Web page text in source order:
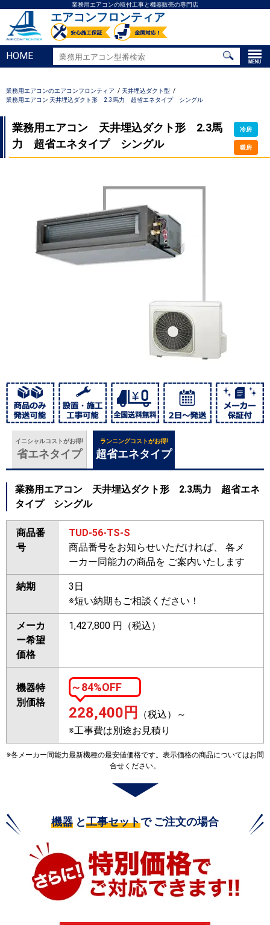
業務用エアコンの取付工事と機器販売の専門店
エアコンフロンティア
HOME
業務用エアコンのエアコンフロンティア
天井埋込ダクト型
業務用エアコン 天井埋込ダクト形 2.3馬力 超省エネタイプ シングル
業務用エアコン 天井埋込ダクト形 2.3馬
力 超省エネタイプ シングル
冷房
暖房
イニシャルコストがお得!
省エネタイプ
ランニングコストがお得!
超省エネタイプ
業務用エアコン 天井埋込ダクト形 2.3馬力 超省エネ
タイプ シングル
商品番
号
TUD-56-TS-S
商品番号をお知らせいただければ、 各メ
ーカー同能力の商品を ご案内いたします
納期
3日
※短い納期もご相談ください！
メーカ
ー希望
価格
1,427,800 円（税込）
機器特
別価格
～84%OFF
228,400 円
（税込）～
※工事費は別途お見積り
※各メーカー同能力最新機種の最安値価格です。表示価格の商品についてはお問
合せください。
機器 と工事セットで ご注文の場合